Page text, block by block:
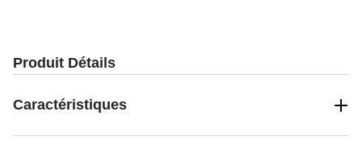
Produit Détails
Caractéristiques